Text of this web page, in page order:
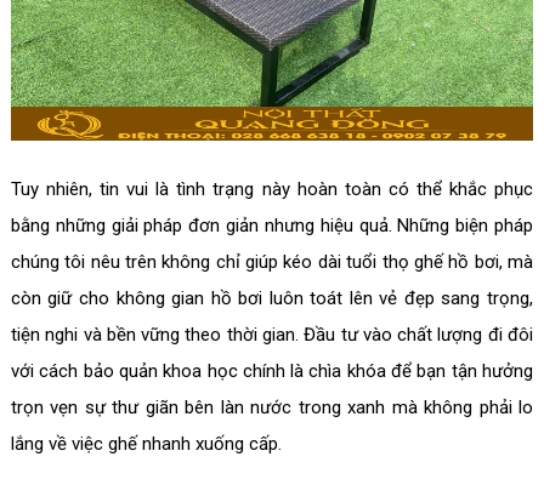
Tuy nhiên, tin vui là tình trạng này hoàn toàn có thể khắc phục
bằng những giải pháp đơn giản nhưng hiệu quả. Những biện pháp
chúng tôi nêu trên không chỉ giúp kéo dài tuổi thọ ghế hồ bơi, mà
còn giữ cho không gian hồ bơi luôn toát lên vẻ đẹp sang trọng,
tiện nghi và bền vững theo thời gian. Đầu tư vào chất lượng đi đôi
với cách bảo quản khoa học chính là chìa khóa để bạn tận hưởng
trọn vẹn sự thư giãn bên làn nước trong xanh mà không phải lo
lắng về việc ghế nhanh xuống cấp.